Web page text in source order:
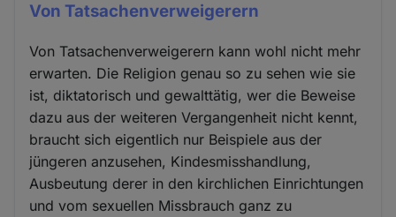
Von Tatsachenverweigerern
Von Tatsachenverweigerern kann wohl nicht mehr
erwarten. Die Religion genau so zu sehen wie sie
ist, diktatorisch und gewalttätig, wer die Beweise
dazu aus der weiteren Vergangenheit nicht kennt,
braucht sich eigentlich nur Beispiele aus der
jüngeren anzusehen, Kindesmisshandlung,
Ausbeutung derer in den kirchlichen Einrichtungen
und vom sexuellen Missbrauch ganz zu